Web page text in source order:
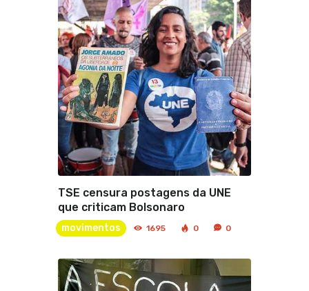
TSE censura postagens da UNE
que criticam Bolsonaro
movimentos 1695 0 0